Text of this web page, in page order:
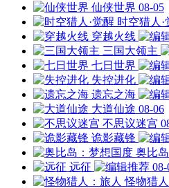
仙侠世界 08-05
时空猎人·
穿越火线
三国大领主
七日世界
失控进化
遗忘之海
大道仙途 08-06
不思议迷宫
诡影藏锋
奥比
远征
08-
怪物猎